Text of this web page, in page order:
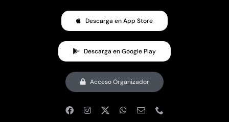
Descarga en App Store
Descarga en Google Play
Acceso Organizador